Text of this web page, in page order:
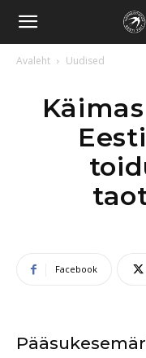
Pääsukesemärk
Avaleht Uudised
Facebook